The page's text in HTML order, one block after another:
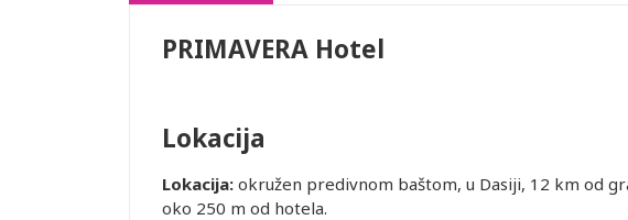
PRIMAVERA Hotel
Lokacija
Lokacija: okružen predivnom baštom, u Dasiji, 12 km od
oko 250 m od hotela.